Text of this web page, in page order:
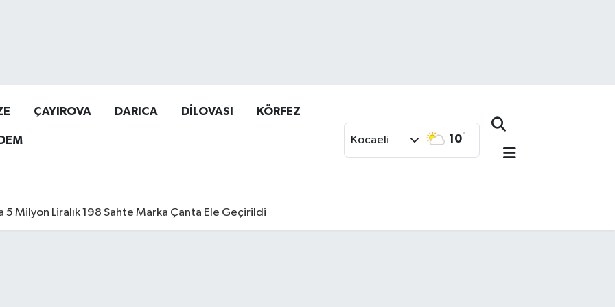
ÇAYIROVA DARICA DİLOVASI KÖRFEZ
Kocaeli 10°
5 Milyon Liralık 198 Sahte Marka Çanta Ele Geçirildi